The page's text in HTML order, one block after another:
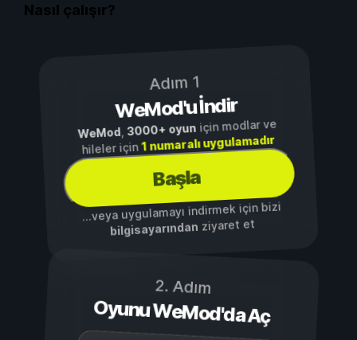
Nasıl çalışır?
Adım 1
WeMod'u İndir
WeMod,3000+ oyuniçin modlar ve
hileler için1 numaralı uygulamadır
Başla
...veya uygulamayı indirmek için bizi
bilgisayarından ziyaret et
2. Adım
Oyunu WeMod'da Aç